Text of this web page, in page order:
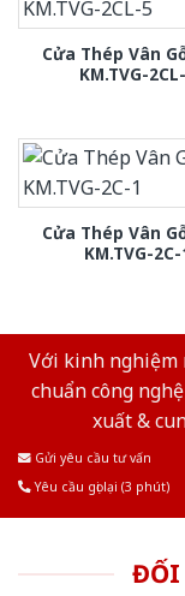
Cửa Thép Vân
KM.TVG-
Cửa Thép Vân
KM.TVG-2C-
Với kinh nghiệm
chuẩn công
xuất &
Gửi yêu cầu tư vấn
Yêu cầu gọi lại (3 phút)
ĐỐI